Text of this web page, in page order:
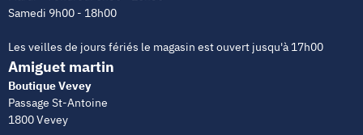
Samedi 9h00 - 18h00
Les veilles de jours fériés le magasin est ouvert jusqu'à 17h00
Amiguet martin
Boutique Vevey
Passage St-Antoine
1800 Vevey